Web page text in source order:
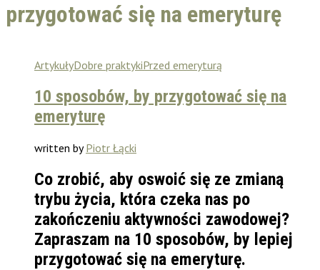
przygotować się na emeryturę
ArtykułyDobre praktykiPrzed emeryturą
10 sposobów, by przygotować się na
emeryturę
written byPiotr Łącki
Co zrobić, aby oswoić się ze zmianą
trybu życia, która czeka nas po
zakończeniu aktywności zawodowej?
Zapraszam na 10 sposobów, by lepiej
przygotować się na emeryturę.